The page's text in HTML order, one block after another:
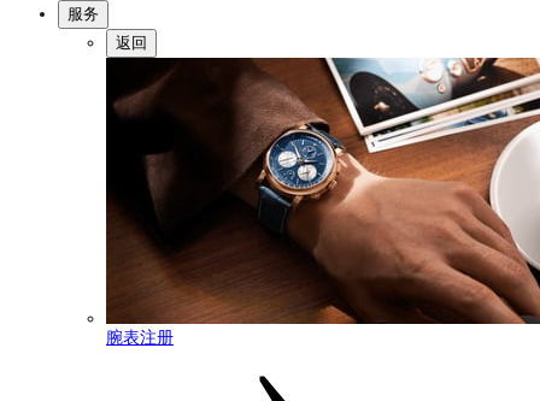
服务
返回
腕表注册